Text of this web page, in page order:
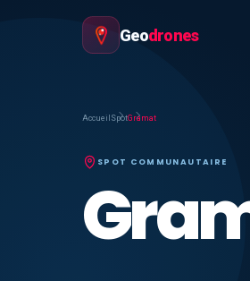
Geodrones
Accueil SpotGramat
SPOT COMMUNAUTAIRE